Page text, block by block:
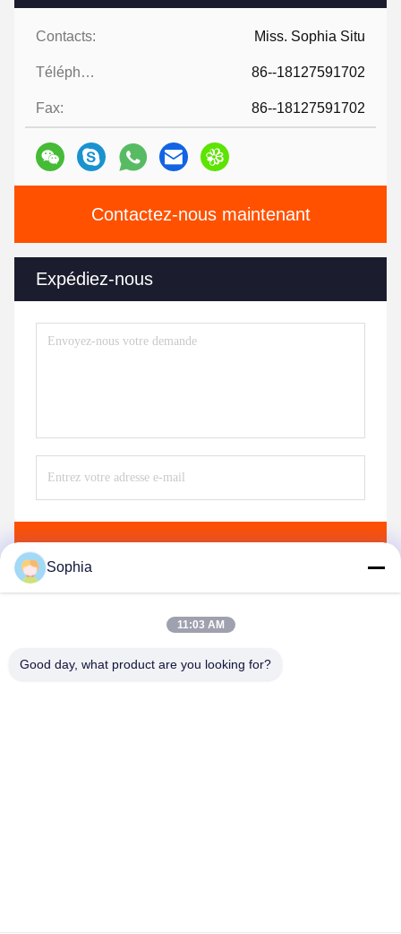
Contacts: Miss. Sophia Situ
Téléphone: 86--18127591702
Fax: 86--18127591702
Contactez-nous maintenant
Expédiez-nous
Sophia
11:03 AM
Good day, what product are you looking for?